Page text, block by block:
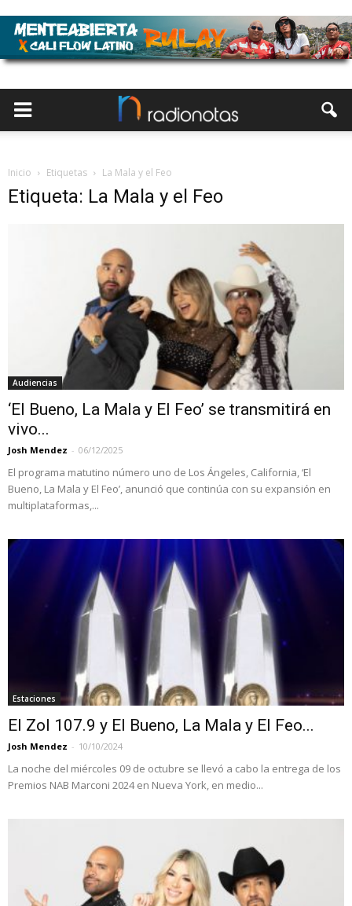
Inicio Etiquetas La Mala y el Feo
Etiqueta: La Mala y el Feo
Audiencias
‘El Bueno, La Mala y El Feo’ se transmitirá en
vivo...
Josh Mendez - 06/12/2025
El programa matutino número uno de Los Ángeles, California, ‘El
Bueno, La Mala y El Feo’, anunció que continúa con su expansión en
multiplataformas,...
Estaciones
El Zol 107.9 y El Bueno, La Mala y El Feo...
Josh Mendez - 10/10/2024
La noche del miércoles 09 de octubre se llevó a cabo la entrega de los
Premios NAB Marconi 2024 en Nueva York, en medio...